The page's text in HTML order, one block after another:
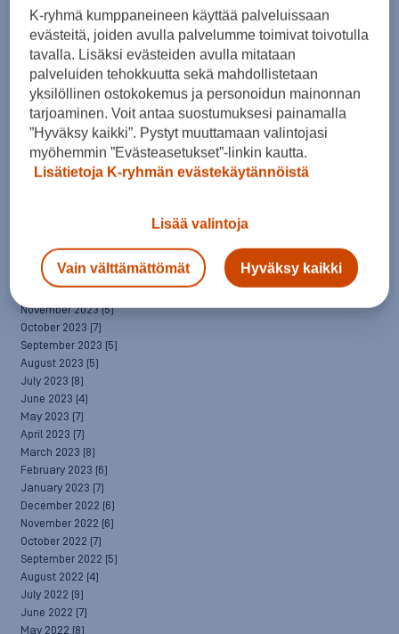
April 2025
(7)
March 2025(7)
February 2025 (6)
January 2025(8)
December 2024(6)
November 2024(10)
October 2024(8)
September 2024(4)
August 2024(6)
July 2024(5)
February 2024
January 2024 (7)
December 2023(5)
November 2023(5)
October 2023 (7)
September 2023 (5)
August 2023 (5)
July 2023 (8)
June 2023 (4)
May 2023 (7)
April 2023 (7)
March 2023 (8)
February 2023 (6)
January 2023 (7)
December 2022 (6)
November 2022 (6)
October 2022 (7)
September 2022 (5)
August 2022 (4)
July 2022 (9)
June 2022 (7)
May 2022 (8)
K-ryhmä kumppaneineen käyttää palveluissaan
evästeitä, joiden avulla palvelumme toimivat toivotulla
tavalla. Lisäksi evästeiden avulla mitataan
palveluiden tehokkuutta sekä mahdollistetaan
yksilöllinen ostokokemus ja personoidun mainonnan
tarjoaminen. Voit antaa suostumuksesi painamalla
”Hyväksy kaikki”. Pystyt muuttamaan valintojasi
myöhemmin ”Evästeasetukset”-linkin kautta.
Lisätietoja K-ryhmän evästekäytännöistä
Lisää valintoja
Vain välttämättömät Hyväksy kaikki